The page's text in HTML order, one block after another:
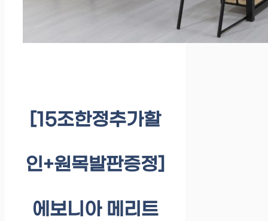
[15조한정추가할
인+원목발판증정]
에보니아 메리트